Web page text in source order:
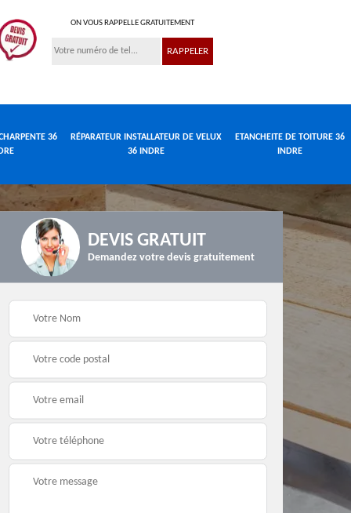
ON VOUS RAPPELLE GRATUITEMENT
36
RÉPARATEUR INSTALLATEUR DE VELUX
36 INDRE
ETANCHEITE DE TOITURE 36
INDRE
Travaux de charpente
36 Indre
Réparateur
36 Indre
DEVIS GRATUIT
Demandez votre devis gratuitement